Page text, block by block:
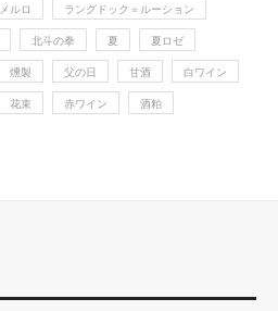
メルロ ラングドック＝ルーション
北斗の拳 夏 夏ロゼ
燻製 父の日 甘酒 白ワイン
花束 赤ワイン 酒粕